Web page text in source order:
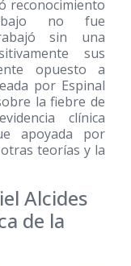
reconocimiento
no fue
sin una
sus
opuesto a
por Espinal
la fiebre de
clínica
apoyada por
teorías y la
Alcides
de la